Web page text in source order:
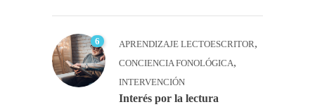
6 APRENDIZAJE LECTOESCRITOR,
CONCIENCIA FONOLÓGICA,
INTERVENCIÓN
Interés por la lectura